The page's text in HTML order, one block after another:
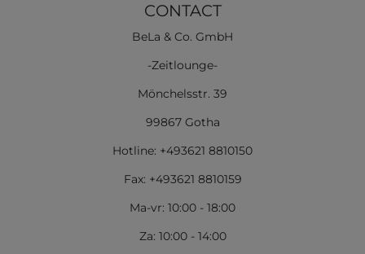
CONTACT
BeLa & Co. GmbH
-Zeitlounge-
Mönchelsstr. 39
99867 Gotha
Hotline: +493621 8810150
Fax: +493621 8810159
Ma-vr: 10:00 - 18:00
Za: 10:00 - 14:00